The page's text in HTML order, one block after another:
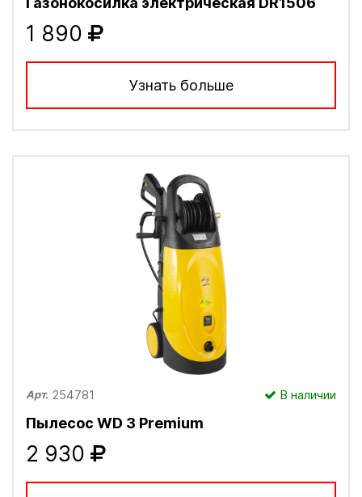
1 890
Узнать больше
Арт. 254781 В наличии
Пылесос WD 3 Рremium
2 930